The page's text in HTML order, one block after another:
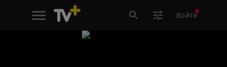
Войти